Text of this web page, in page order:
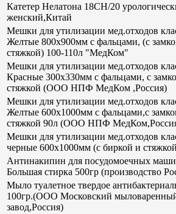
Катетер Нелатона 18CH/20
женский,Китай
Мешки для утилизации мед.отходов
Желтые 800х900мм с фальцами, (с
стяжкой) 100-110л "МедКом"
Мешки для утилизации мед.отходов
Красные 300х330мм с фальцами, с
стяжкой (ООО НПФ МедКом ,Россия)
Мешки для утилизации мед.отходов
Желтые 600х1000мм с фальцами,с
стяжкой 90л (ООО НПФ
Мешки для утилизации мед.отходов
черные 600х1000мм (с биркой и
Антинакипин для посудомоечных
Большая стирка 500гр (производство
Мыло туалетное твердое
100гр.(ООО Московский
завод,Россия)